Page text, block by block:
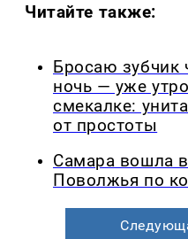
Читайте также:
Бросаю зубчик
ночь — уже
смекалке:
от простоты
Самара вошла
Поволжья по